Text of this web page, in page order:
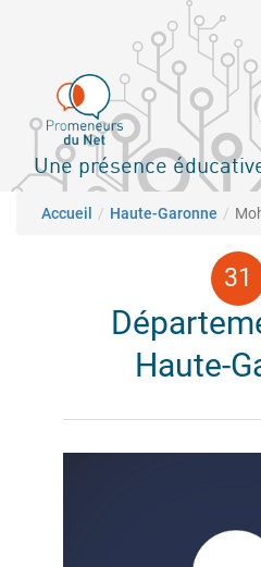
principal
Une présence
Fil d'Ariane
Accueil Haute-Garonne
Haute-